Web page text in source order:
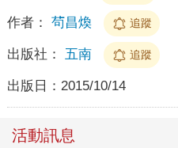
作者： 茍昌煥 追蹤
出版社： 五南 追蹤
出版日： 2015/10/14
活動訊息